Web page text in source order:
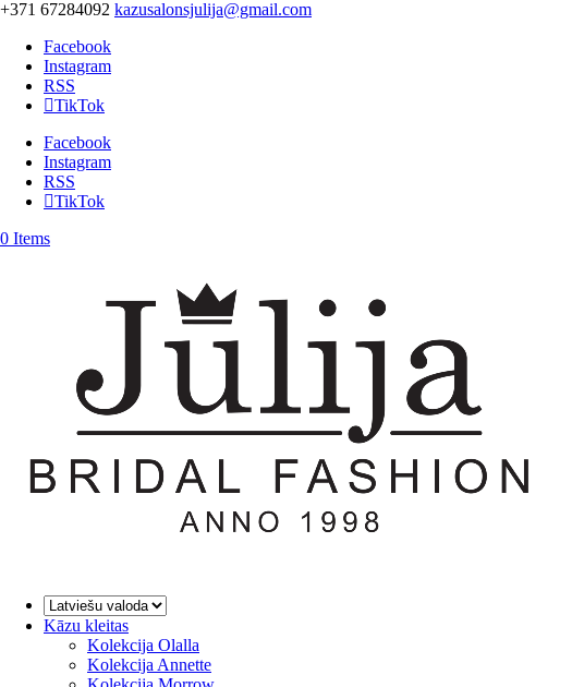
+371 67284092 kazusalonsjulija@gmail.com
Facebook
Instagram
RSS
TikTok
Facebook
Instagram
RSS
TikTok
0 Items
Kāzu kleitas
Kolekcija Olalla
Kolekcija Annette